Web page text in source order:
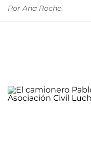
Por Ana Roche